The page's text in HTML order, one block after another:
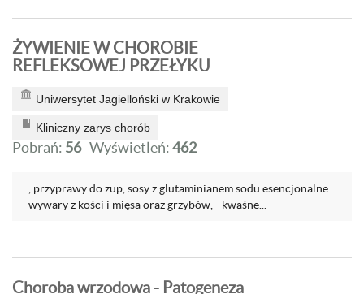
ŻYWIENIE W CHOROBIE
REFLEKSOWEJ PRZEŁYKU
Uniwersytet Jagielloński w Krakowie
Kliniczny zarys chorób
Pobrań: 56 Wyświetleń:462
, przyprawy do zup, sosy z glutaminianem sodu esencjonalne
wywary z kości i mięsa oraz grzybów, - kwaśne...
Choroba wrzodowa - Patogeneza